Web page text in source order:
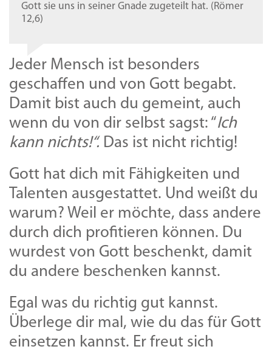
Gott sie uns in seiner Gnade zugeteilt hat. (Römer
12,6)
Jeder Mensch ist besonders
geschaffen und von Gott begabt.
Damit bist auch du gemeint, auch
wenn du von dir selbst sagst: “Ich
kann nichts!“. Das ist nicht richtig!
Gott hat dich mit Fähigkeiten und
Talenten ausgestattet. Und weißt du
warum? Weil er möchte, dass andere
durch dich profitieren können. Du
wurdest von Gott beschenkt, damit
du andere beschenken kannst.
Egal was du richtig gut kannst.
Überlege dir mal, wie du das für Gott
einsetzen kannst. Er freut sich